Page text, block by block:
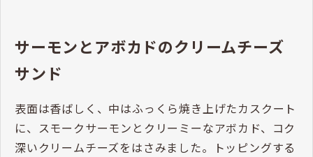
サーモンとアボカドのクリームチーズ
サンド
表面は香ばしく、中はふっくら焼き上げたカスクート
に、スモークサーモンとクリーミーなアボカド、コク
深いクリームチーズをはさみました。トッピングする